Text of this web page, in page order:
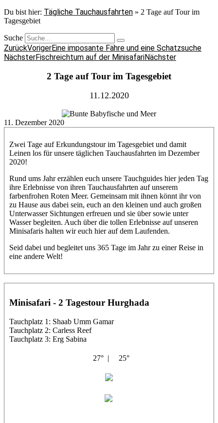
Du bist hier: Tägliche Tauchausfahrten » 2 Tage auf Tour im
Tagesgebiet
Suche
ZurückVorigerEine imposante Fähre und eine Schatzsuche
NächsterFischreichtum auf der MinisafariNächster
2 Tage auf Tour im Tagesgebiet
11.12.2020
11. Dezember 2020
Zwei Tage auf Erkundungstour im Tagesgebiet und damit
Leinen los für unsere täglichen Tauchausfahrten im Dezember
2020!
Rund ums Jahr erzählen euch unsere Tauchguides hier jeden Tag
ihre Erlebnisse von ihren Tauchausfahrten auf unserem
farbenfrohen Roten Meer. Gemeinsam mit ihnen könnt ihr von
zu Hause aus dabei sein, euch an den kleinen und auch großen
Unterwasser Sichtungen erfreuen und sie über sowie unter
Wasser begleiten. Auch über die tollen Erlebnisse auf unseren
Minisafaris halten wir euch hier auf dem Laufenden.
Seid dabei und begleitet uns 365 Tage im Jahr zu einer Reise in
eine andere Welt!
Minisafari - 2 Tagestour Hurghada
Tauchplatz 1: Shaab Umm Gamar
Tauchplatz 2: Carless Reef
Tauchplatz 3: Erg Sabina
27° | 25°